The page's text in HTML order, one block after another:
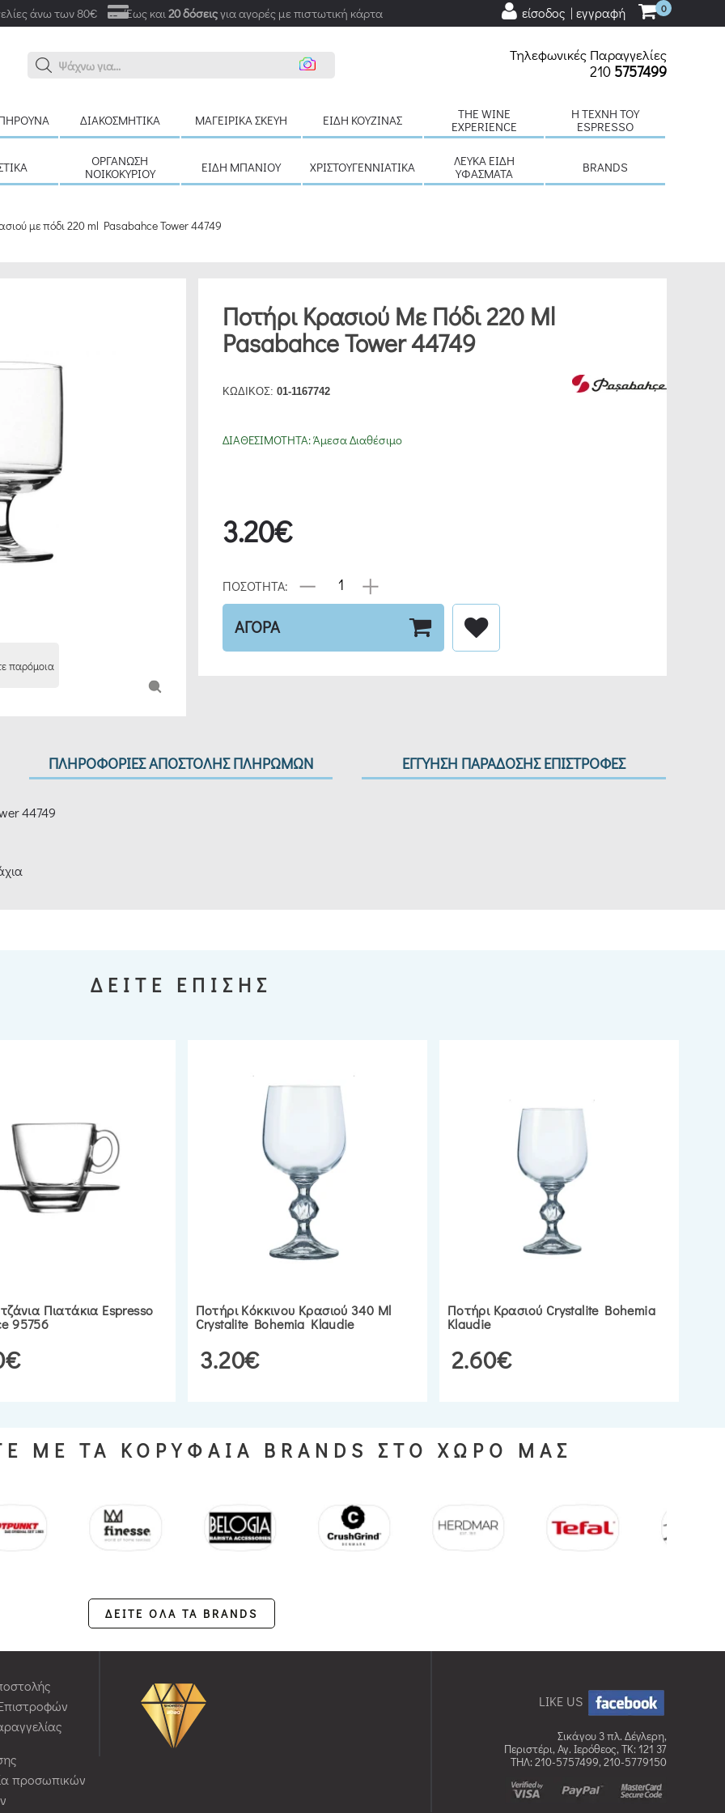
άνω των 80€ Έως και20 δόσειςγια αγορές με πιστωτική κάρτα 0
είσοδος | εγγραφή
Αναζή
Τηλεφωνικές Παραγγελίες
210 5757499
ΔΙΑΚΟΣΜΗΤΙΚΆ ΜΑΓΕΙΡΙΚΆ ΣΚΕΎΗ ΕΊΔΗ ΚΟΥΖΊΝΑΣ
THE WINE
EXPERIENCE
H ΤΈΧΝΗ ΤΟΥ
ESPRESSO
ΟΡΓΆΝΩΣΗ
ΝΟΙΚΟΚΥΡΙΟΎ
ΕΊΔΗ ΜΠΆΝΙΟΥ ΧΡΙΣΤΟΥΓΕΝΝΙΆΤΙΚΑ
ΛΕΥΚΆ ΕΊΔΗ
ΥΦΆΣΜΑΤΑ
BRANDS
με πόδι 220 ml Pasabahce Tower 44749
παρόμοια
Ποτήρι Κρασιού Με Πόδι 220 Ml
Pasabahce Tower 44749
ΚΩΔΙΚΟΣ: 01-1167742
ΔΙΑΘΕΣΙΜΟΤΗΤΑ:Άμεσα Διαθέσιμο
3.20€
ΠΟΣΟΤΗΤΑ:
ΑΓΟΡΑ
ΠΛΗΡΟΦΟΡΙΕΣ ΑΠΟΣΤΟΛΗΣ ΠΛΗΡΩΜΩΝ ΕΓΓΥΗΣΗ ΠΑΡΑΔΟΣΗΣ ΕΠΙΣΤΡΟΦΕΣ
44749
ΔΕΙΤΕ ΕΠΙΣΗΣ
Πιατάκια Espresso
95756
Ποτήρι Κόκκινου Κρασιού 340 Ml
Crystalite Bohemia Klaudie
3.20€
Ποτήρι Κρασιού Crystalite Bohemia
Klaudie
2.60€
ΜΕ ΤΑ ΚΟΡΥΦΑΙΑ BRANDS ΣΤΟ ΧΩΡΟ ΜΑΣ
ΔΕΙΤΕ ΟΛΑ ΤΑ BRANDS
προσωπικών
LIKE US
Σικάγου 3 πλ. Δέγλερη,
Περιστέρι, Αγ. Ιερόθεος, TK: 121 37
ΤΗΛ: 210-5757499, 210-5779150